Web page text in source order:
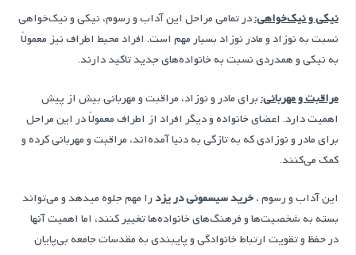
نیکی و نیک‌خواهی:در تمامی مراحل این آداب و رسوم، نیکی و نیک‌خواهی
نسبت به نوزاد و مادر نوزاد بسیار مهم است. افراد محیط اطراف نیز معمولاً
به نیکی و همدردی نسبت به خانواده‌های جدید تاکید دارند.
مراقبت و مهربانی:برای مادر و نوزاد، مراقبت و مهربانی بیش از پیش
اهمیت دارد. اعضای خانواده و دیگر افراد از اطراف معمولاً در این مراحل
برای مادر و نوزادی که به تازگی به دنیا آمده‌اند، مراقبت و مهربانی کرده و
کمک می‌کنند.
این آداب و رسوم ،خرید سیسمونی در یزدرا مهم جلوه میدهد و می‌تواند
بسته به شخصیت‌ها و فرهنگ‌های خانواده‌ها تغییر کنند، اما اهمیت آنها
در حفظ و تقویت ارتباط خانوادگی و پایبندی به مقدسات جامعه بی‌پایان